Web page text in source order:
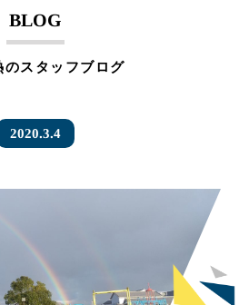
BLOG
のスタッフブログ
2020.3.4